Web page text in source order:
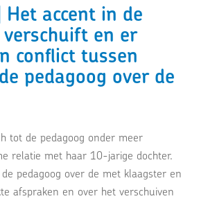
accent in de
en er
conflict tussen
pedagoog over de
tot de pedagoog onder meer
relatie met haar 10-jarige dochter.
pedagoog over de met klaagster en
afspraken en over het verschuiven